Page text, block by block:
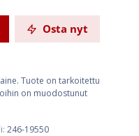
Osta nyt
Tuote on tarkoitettu
on muodostunut
246-19550